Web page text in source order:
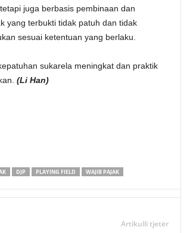
juga berbasis pembinaan dan
yang terbukti tidak patuh dan tidak
sesuai ketentuan yang berlaku.
sukarela meningkat dan praktik
(Li Han)
DJP PLAYING FIELD WAJIB PAJAK
Artikulli tjetër